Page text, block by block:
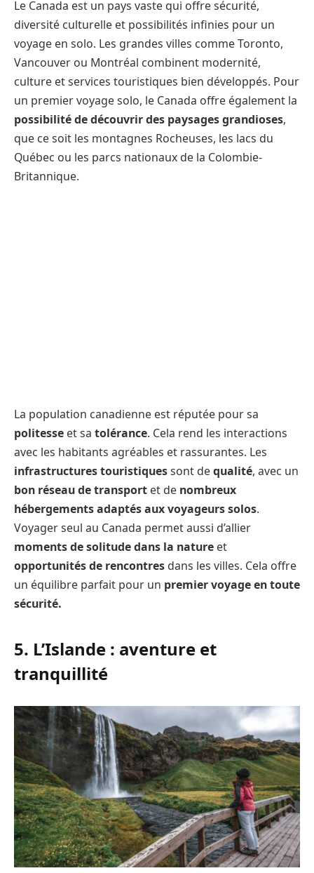
Le Canada est un pays vaste qui offre sécurité,
diversité culturelle et possibilités infinies pour un
voyage en solo. Les grandes villes comme Toronto,
Vancouver ou Montréal combinent modernité,
culture et services touristiques bien développés. Pour
un premier voyage solo, le Canada offre également la
possibilité de découvrir des paysages grandioses,
que ce soit les montagnes Rocheuses, les lacs du
Québec ou les parcs nationaux de la Colombie-
Britannique.
La population canadienne est réputée pour sa
politesse et sa tolérance. Cela rend les interactions
avec les habitants agréables et rassurantes. Les
infrastructures touristiquessont dequalité, avec un
bon réseau de transport et de nombreux
hébergements adaptés aux voyageurs solos.
Voyager seul au Canada permet aussi d’allier
moments de solitude dans la nature et
opportunités de rencontres dans les villes. Cela offre
un équilibre parfait pour un premier voyage en toute
sécurité.
5. L’Islande : aventure et
tranquillité